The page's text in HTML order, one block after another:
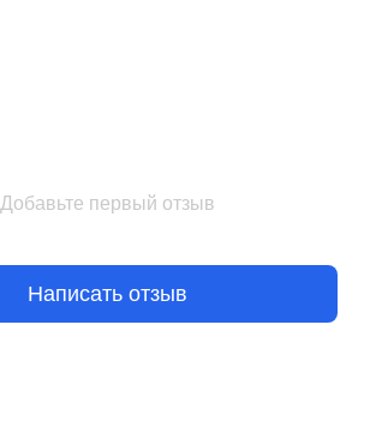
Добавьте первый отзыв
Написать отзыв